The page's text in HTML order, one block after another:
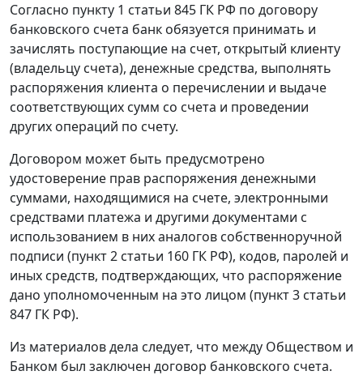
Согласно пункту 1 статьи 845 ГК РФ по договору
банковского счета банк обязуется принимать и
зачислять поступающие на счет, открытый клиенту
(владельцу счета), денежные средства, выполнять
распоряжения клиента о перечислении и выдаче
соответствующих сумм со счета и проведении
других операций по счету.
Договором может быть предусмотрено
удостоверение прав распоряжения денежными
суммами, находящимися на счете, электронными
средствами платежа и другими документами с
использованием в них аналогов собственноручной
подписи (пункт 2 статьи 160 ГК РФ), кодов, паролей и
иных средств, подтверждающих, что распоряжение
дано уполномоченным на это лицом (пункт 3 статьи
847 ГК РФ).
Из материалов дела следует, что между Обществом и
Банком был заключен договор банковского счета.